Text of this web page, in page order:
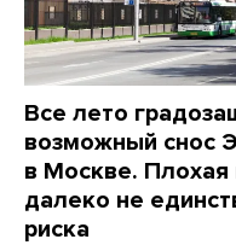
Все лето
возможный снос
в Москве. Плохая
далеко не
риска